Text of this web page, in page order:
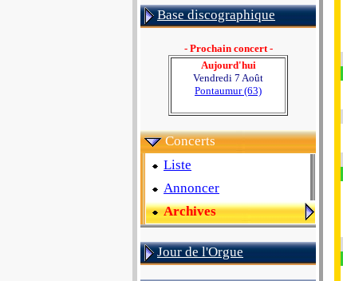
Base discographique
- Prochain concert -
Aujourd'hui
Vendredi 7 Août
Pontaumur (63)
Concerts
Liste
Annoncer
Archives
Jour de l'Orgue